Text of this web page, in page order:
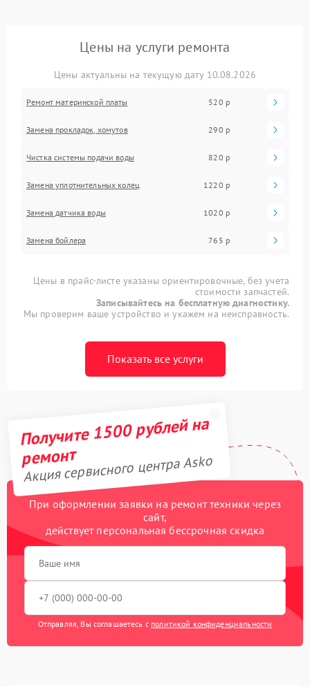
Цены на услуги ремонта
Цены актуальны на текущую дату 10.08.2026
Ремонт материнской платы 520 р
Замена прокладок, хомутов 290 р
Чистка системы подачи воды 820 р
Замена уплотнительных колец 1220 р
Замена датчика воды 1020 р
Замена бойлера 765 р
Цены в прайс-листе указаны ориентировочные, без учета
стоимости запчастей.
Записывайтесь на бесплатную диагностику.
Мы проверим ваше устройство и укажем на неисправность.
Показать все услуги
Получите 1500 рублей на
ремонт
Акция сервисного центра Asko
При оформлении заявки на ремонт техники через
сайт,
действует персональная бессрочная скидка
Отправляя, Вы соглашаетесь с политикой конфиденциальности